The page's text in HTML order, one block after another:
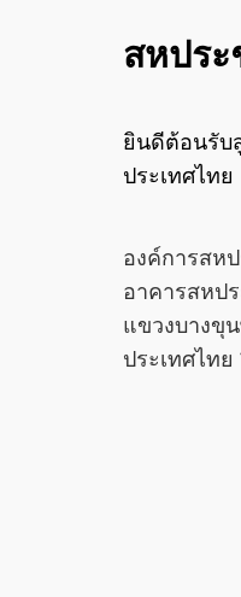
สหประ
ยินดีต้อนรับ
ประเทศไทย
องค์การสห
อาคารสหป
แขวงบางขุ
ประเทศไทย